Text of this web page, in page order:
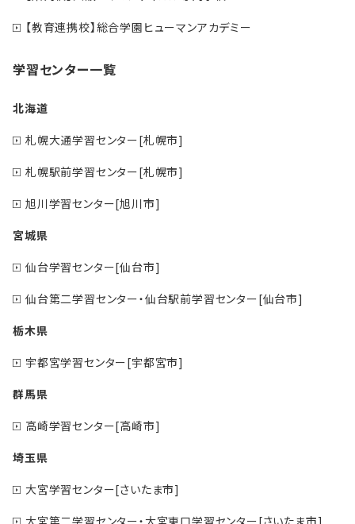
【教育連携校】総合学園ヒューマンアカデミー
学習センター一覧
北海道
札幌大通学習センター[札幌市]
札幌駅前学習センター[札幌市]
旭川学習センター[旭川市]
宮城県
仙台学習センター[仙台市]
仙台第二学習センター・仙台駅前学習センター[仙台市]
栃木県
宇都宮学習センター[宇都宮市]
群馬県
高崎学習センター[高崎市]
埼玉県
大宮学習センター[さいたま市]
大宮第二学習センター・大宮東口学習センター[さいたま市]